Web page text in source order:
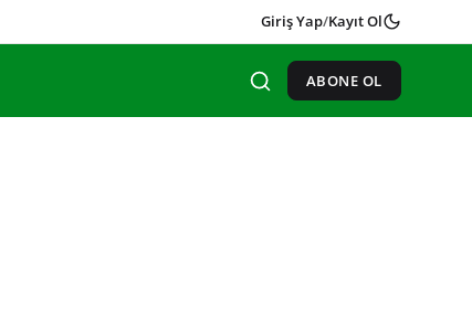
Giriş Yap/Kayıt Ol
ABONE OL